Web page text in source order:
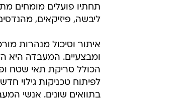
תחתיו פועלים מומחים
ליבשה, פיזיקאים, מהנדסים,
איתור וסיכול מנהרות
ומבצעיים. המעבדה היא
הכולל סריקת תאי שטח
לפיתוח טכניקות גילוי
בתוואים שונים. אנשי